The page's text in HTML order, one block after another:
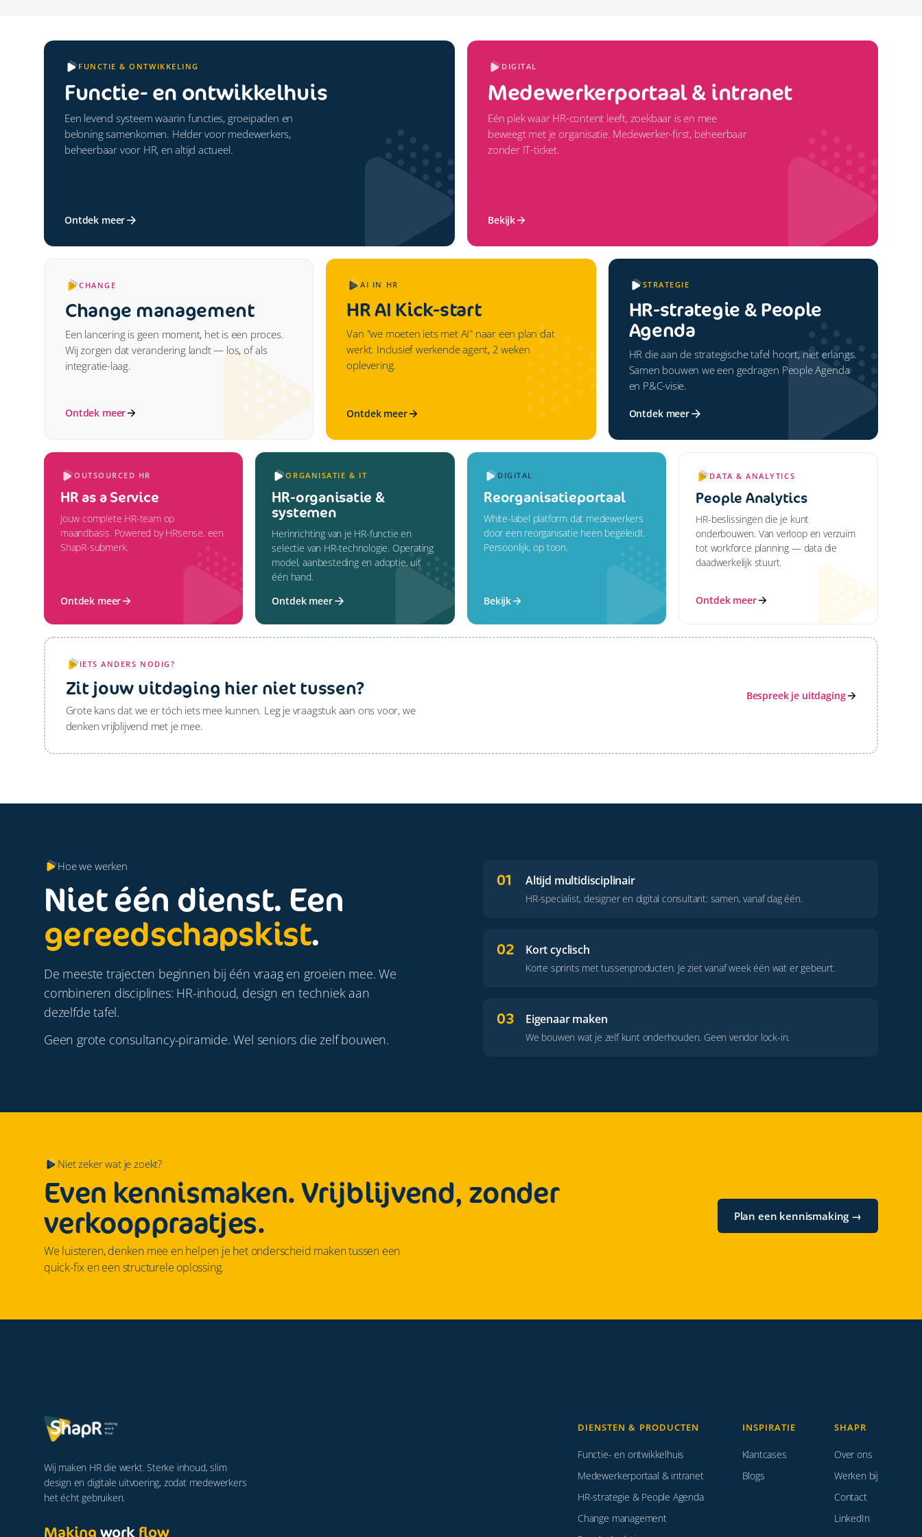
FUNCTIE & ONTWIKKELING
Functie- en ontwikkelhuis
Een levend systeem waarin functies, groeipaden en
beloning samenkomen. Helder voor medewerkers,
beheerbaar voor HR, en altijd actueel.
Ontdek meer
DIGITAL
Medewerkerportaal & intranet
Eén plek waar HR-content leeft, zoekbaar is en mee
beweegt met je organisatie. Medewerker-first, beheerbaar
zonder IT-ticket.
Bekijk
CHANGE
Change management
Een lancering is geen moment, het is een proces.
Wij zorgen dat verandering landt — los, of als
integratie-laag.
Ontdek meer
AI IN HR
HR AI Kick-start
Van "we moeten iets met AI" naar een plan dat
werkt. Inclusief werkende agent, 2 weken
oplevering.
Ontdek meer
STRATEGIE
HR-strategie & People
Agenda
HR die aan de strategische tafel hoort, niet erlangs.
Samen bouwen we een gedragen People Agenda
en P&C-visie.
Ontdek meer
OUTSOURCED HR
HR as a Service
Jouw complete HR-team op
maandbasis. Powered by HRsense, een
ShapR-submerk.
Ontdek meer
ORGANISATIE & IT
HR-organisatie &
systemen
Herinrichting van je HR-functie en
selectie van HR-technologie. Operating
model, aanbesteding en adoptie, uit
één hand.
Ontdek meer
DIGITAL
Reorganisatieportaal
White-label platform dat medewerkers
door een reorganisatie heen begeleidt.
Persoonlijk, op toon.
Bekijk
DATA & ANALYTICS
People Analytics
HR-beslissingen die je kunt
onderbouwen. Van verloop en verzuim
tot workforce planning — data die
daadwerkelijk stuurt.
Ontdek meer
IETS ANDERS NODIG?
Zit jouw uitdaging hier niet tussen?
Grote kans dat we er tóch iets mee kunnen. Leg je vraagstuk aan ons voor, we
denken vrijblijvend met je mee.
Bespreek je uitdaging
Hoe we werken
Niet één dienst. Een
gereedschapskist.
De meeste trajecten beginnen bij één vraag en groeien mee. We
combineren disciplines: HR-inhoud, design en techniek aan
dezelfde tafel.
Geen grote consultancy-piramide. Wel seniors die zelf bouwen.
01 Altijd multidisciplinair
HR-specialist, designer en digital consultant: samen, vanaf dag één.
02 Kort cyclisch
Korte sprints met tussenproducten. Je ziet vanaf week één wat er gebeurt.
03 Eigenaar maken
We bouwen wat je zelf kunt onderhouden. Geen vendor lock-in.
Niet zeker wat je zoekt?
Even kennismaken. Vrijblijvend, zonder
verkooppraatjes.
We luisteren, denken mee en helpen je het onderscheid maken tussen een
quick-fix en een structurele oplossing.
Plan een kennismaking →
Wij maken HR die werkt. Sterke inhoud, slim
design en digitale uitvoering, zodat medewerkers
het écht gebruiken.
Makingworkflow
DIENSTEN & PRODUCTEN
Functie- en ontwikkelhuis
Medewerkerportaal & intranet
HR-strategie & People Agenda
Change management
INSPIRATIE
Klantcases
Blogs
SHAPR
Over ons
Werken bij
Contact
LinkedIn